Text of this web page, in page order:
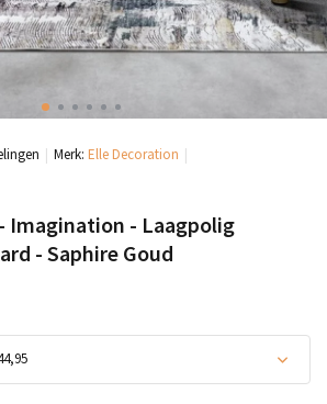
Merk: Elle Decoration
Imagination - Laagpolig
- Saphire Goud